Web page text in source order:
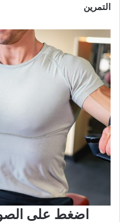
التمرين
اضغط على